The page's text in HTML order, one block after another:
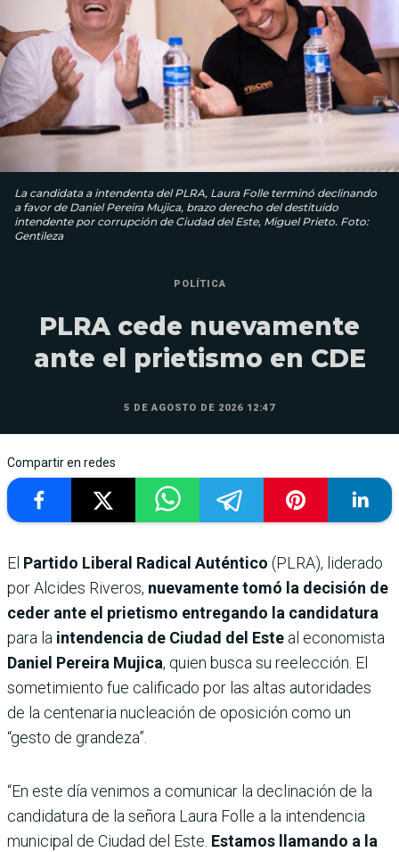
La candidata a intendenta del PLRA, Laura Folle terminó declinando
a favor de Daniel Pereira Mujica, brazo derecho del destituido
intendente por corrupción de Ciudad del Este, Miguel Prieto. Foto:
Gentileza
POLÍTICA
PLRA cede nuevamente
ante el prietismo en CDE
5 DE AGOSTO DE 2026 12:47
Compartir en redes
El Partido Liberal Radical Auténtico (PLRA), liderado
por Alcides Riveros, nuevamente tomó la decisión de
ceder ante el prietismo entregando la candidatura
para la intendencia de Ciudad del Este al economista
Daniel Pereira Mujica, quien busca su reelección. El
sometimiento fue calificado por las altas autoridades
de la centenaria nucleación de oposición como un
“gesto de grandeza”.
“En este día venimos a comunicar la declinación de la
candidatura de la señora Laura Folle a la intendencia
municipal de Ciudad del Este. Estamos llamando a la